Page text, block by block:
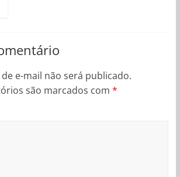
e-mail não será publicado.
são marcados com *